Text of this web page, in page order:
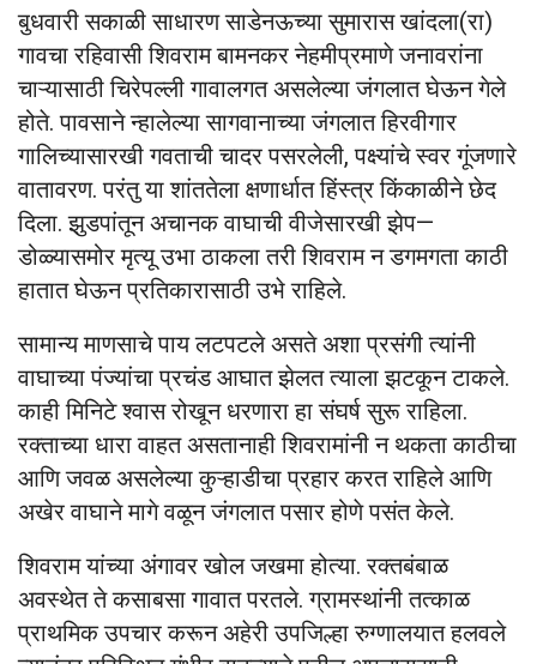
बुधवारी सकाळी साधारण साडेनऊच्या सुमारास खांदला(रा)
गावचा रहिवासी शिवराम बामनकर नेहमीप्रमाणे जनावरांना
चाऱ्यासाठी चिरेपल्ली गावालगत असलेल्या जंगलात घेऊन गेले
होते. पावसाने न्हालेल्या सागवानाच्या जंगलात हिरवीगार
गालिच्यासारखी गवताची चादर पसरलेली, पक्ष्यांचे स्वर गूंजणारे
वातावरण. परंतु या शांततेला क्षणार्धात हिंस्त्र किंकाळीने छेद
दिला. झुडपांतून अचानक वाघाची वीजेसारखी झेप—
डोळ्यासमोर मृत्यू उभा ठाकला तरी शिवराम न डगमगता काठी
हातात घेऊन प्रतिकारासाठी उभे राहिले.
सामान्य माणसाचे पाय लटपटले असते अशा प्रसंगी त्यांनी
वाघाच्या पंज्यांचा प्रचंड आघात झेलत त्याला झटकून टाकले.
काही मिनिटे श्वास रोखून धरणारा हा संघर्ष सुरू राहिला.
रक्ताच्या धारा वाहत असतानाही शिवरामांनी न थकता काठीचा
आणि जवळ असलेल्या कुऱ्हाडीचा प्रहार करत राहिले आणि
अखेर वाघाने मागे वळून जंगलात पसार होणे पसंत केले.
शिवराम यांच्या अंगावर खोल जखमा होत्या. रक्तबंबाळ
अवस्थेत ते कसाबसा गावात परतले. ग्रामस्थांनी तत्काळ
प्राथमिक उपचार करून अहेरी उपजिल्हा रुग्णालयात हलवले